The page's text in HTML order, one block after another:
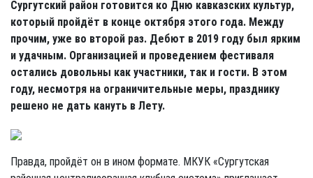
Сургутский район готовится ко Дню кавказских культур,
который пройдёт в конце октября этого года. Между
прочим, уже во второй раз. Дебют в 2019 году был ярким
и удачным. Организацией и проведением фестиваля
остались довольны как участники, так и гости. В этом
году, несмотря на ограничительные меры, празднику
решено не дать кануть в Лету.
Правда, пройдёт он в ином формате. МКУК «Сургутская